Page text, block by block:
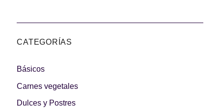
CATEGORÍAS
Básicos
Carnes vegetales
Dulces y Postres